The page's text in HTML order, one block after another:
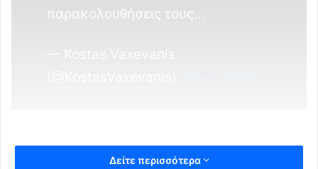
παρακολουθήσεις τους…
Δείτε περισσότερα